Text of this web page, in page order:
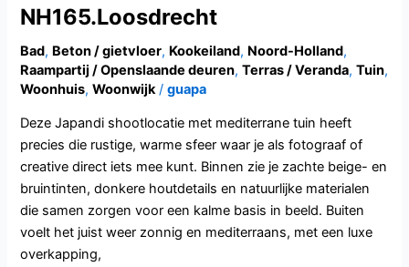
NH165.Loosdrecht
Bad, Beton / gietvloer, Kookeiland, Noord-Holland,
Raampartij / Openslaande deuren,Terras / Veranda,Tuin,
Woonhuis,Woonwijk/guapa
Deze Japandi shootlocatie met mediterrane tuin heeft
precies die rustige, warme sfeer waar je als fotograaf of
creative direct iets mee kunt. Binnen zie je zachte beige- en
bruintinten, donkere houtdetails en natuurlijke materialen
die samen zorgen voor een kalme basis in beeld. Buiten
voelt het juist weer zonnig en mediterraans, met een luxe
overkapping,